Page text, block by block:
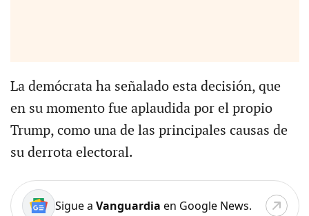
La demócrata ha señalado esta decisión, que
en su momento fue aplaudida por el propio
Trump, como una de las principales causas de
su derrota electoral.
Sigue a Vanguardia en Google News.